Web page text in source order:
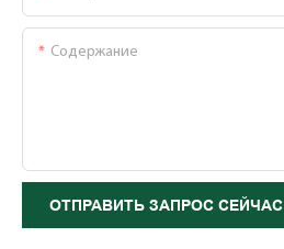
Содержание
ОТПРАВИТЬ ЗАПРОС СЕЙЧАС